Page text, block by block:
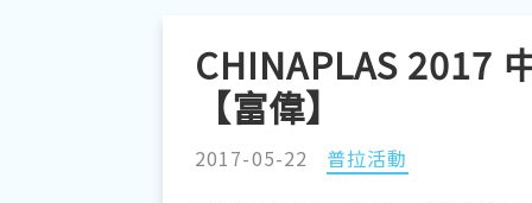
CHINAPLAS 2017
【富偉】
2017-05-22 普拉活動